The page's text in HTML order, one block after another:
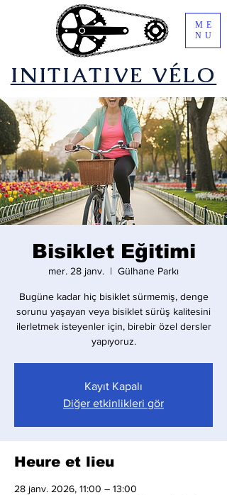
​INITIATIVE VÉLO
ME
NU
Bisiklet Eğitimi
mer. 28 janv.
  |
Gülhane Parkı
Bugüne kadar hiç bisiklet sürmemiş, denge
sorunu yaşayan veya bisiklet sürüş kalitesini
ilerletmek isteyenler için, birebir özel dersler
yapıyoruz.
Kayıt Kapalı
Diğer etkinlikleri gör
Heure et lieu
28 janv. 2026, 11:00 – 13:00